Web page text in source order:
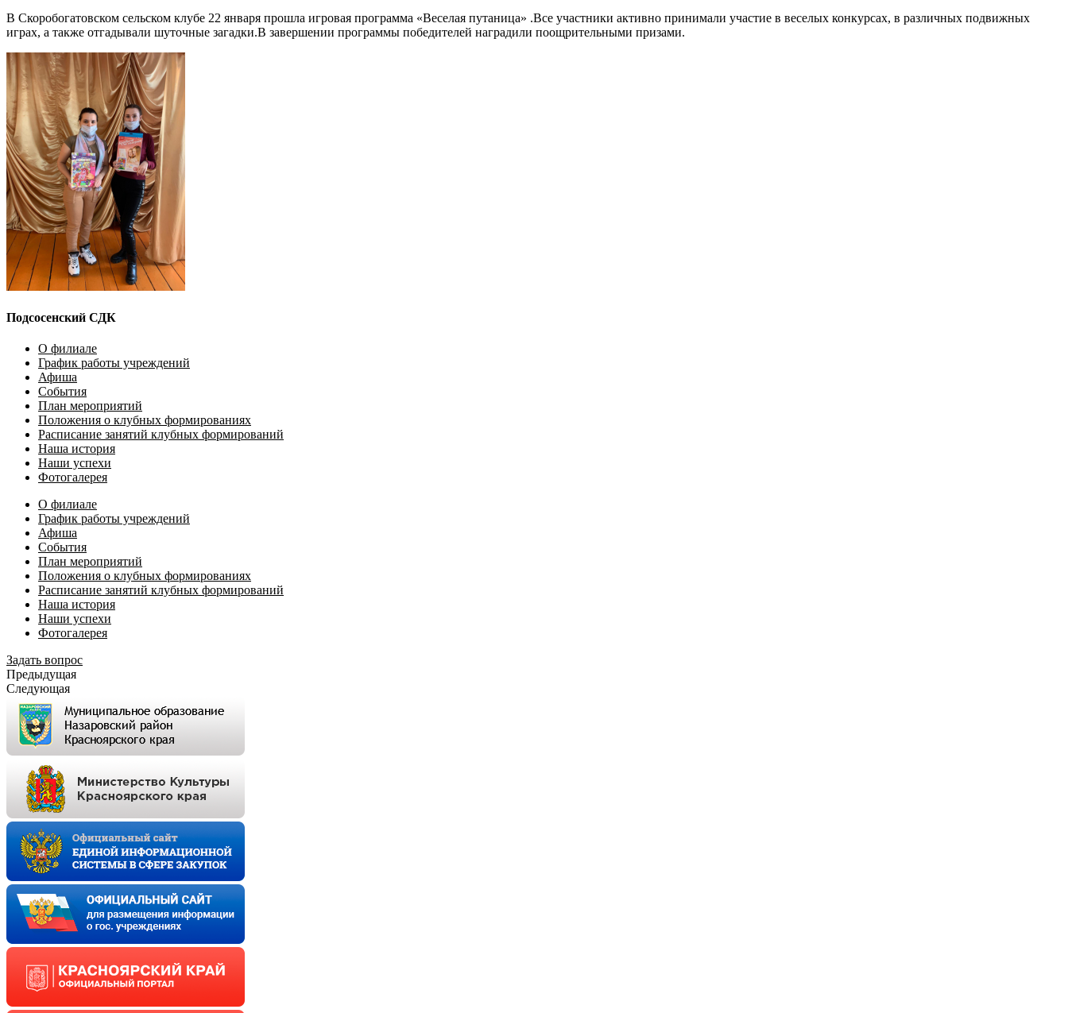
В Скоробогатовском сельском клубе 22 января прошла игровая программа «Веселая путаница» .Все участники активно принимали участие в веселых конкурсах, в различных подвижных
играх, а также отгадывали шуточные загадки.В завершении программы победителей наградили поощрительными призами.
Подсосенский СДК
О филиале
График работы учреждений
Афиша
События
План мероприятий
Положения о клубных формированиях
Расписание занятий клубных формирований
Наша история
Наши успехи
Фотогалерея
О филиале
График работы учреждений
Афиша
События
План мероприятий
Положения о клубных формированиях
Расписание занятий клубных формирований
Наша история
Наши успехи
Фотогалерея
Задать вопрос
Предыдущая
Следующая